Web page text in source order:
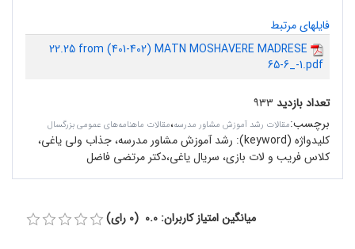
فایلهای مرتبط
22.25 from (401-402) MATN MOSHAVERE MADRESE
65-6_-1.pdf
تعداد بازدید ۹۳۳
برچسب:مقالات رشد آموزش مشاور مدرسه،مقالات ماهنامه‌های عمومی بزرگسال
کلیدواژه (keyword):
رشد آموزش مشاور مدرسه، جذاب ولی یاغی،
کلاس فریب و لات بازی، سریال یاغی،دکتر مرتضی فاضل
میانگین امتیاز کاربران: 0.0 (0 رای)